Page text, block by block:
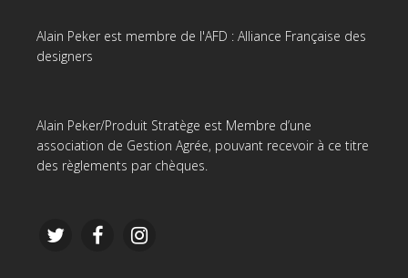
Alain Peker est membre de l'AFD : Alliance Française des
designers
Alain Peker/Produit Stratège est Membre d’une
association de Gestion Agrée, pouvant recevoir à ce titre
des règlements par chèques.